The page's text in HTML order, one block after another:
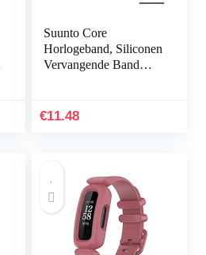
Suunto Core
Horlogeband, Siliconen
Vervangende Band
Horlogeband
€11.48